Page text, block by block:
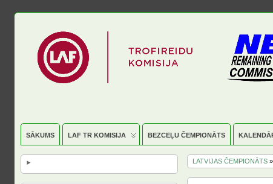
SĀKUMS LAF TR KOMISIJA BEZCEĻU ČEMPIONĀTS
LATVIJAS ČEMPIONĀTS»